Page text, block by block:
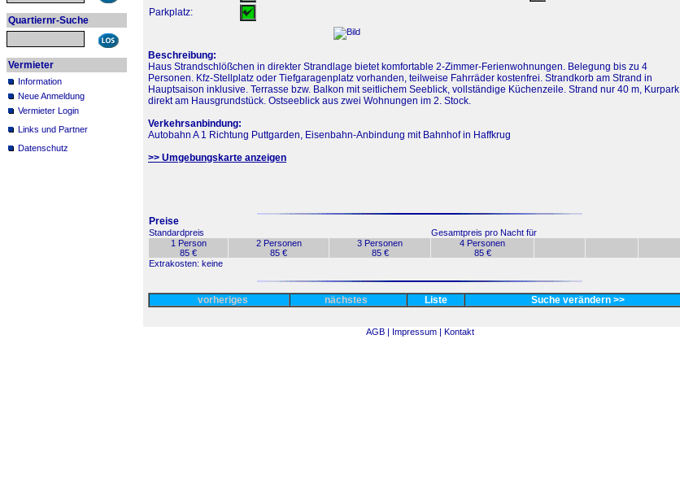
Quartiernr-Suche
Vermieter
Information
Neue Anmeldung
Vermieter Login
Links und Partner
Datenschutz
Parkplatz:
Beschreibung:
Haus Strandschlößchen in direkter Strandlage bietet komfortable 2-Zimmer-Ferienwohnungen. Belegung bis zu 4
Personen. Kfz-Stellplatz oder Tiefgaragenplatz vorhanden, teilweise Fahrräder kostenfrei. Strandkorb am Strand in
Hauptsaison inklusive. Terrasse bzw. Balkon mit seitlichem Seeblick, vollständige Küchenzeile. Strand nur 40 m, Kurpark
direkt am Hausgrundstück. Ostseeblick aus zwei Wohnungen im 2. Stock.
Verkehrsanbindung:
Autobahn A 1 Richtung Puttgarden, Eisenbahn-Anbindung mit Bahnhof in Haffkrug
>> Umgebungskarte anzeigen
Preise
Standardpreis
Gesamtpreis pro Nacht für
1 Person
85 €
2 Personen
85 €
3 Personen
85 €
4 Personen
85 €
Extrakosten: keine
vorheriges nächstes Liste Suche verändern >>
AGB | Impressum | Kontakt